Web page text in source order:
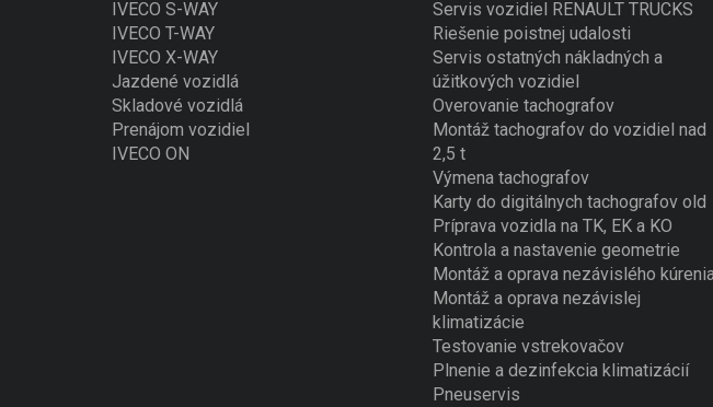
IVECO S-WAY
IVECO T-WAY
IVECO X-WAY
Jazdené vozidlá
Skladové vozidlá
Prenájom vozidiel
IVECO ON
Servis vozidiel RENAULT TRUCKS
Riešenie poistnej udalosti
Servis ostatných nákladných a
úžitkových vozidiel
Overovanie tachografov
Montáž tachografov do vozidiel nad
2,5 t
Výmena tachografov
Karty do digitálnych tachografov old
Príprava vozidla na TK, EK a KO
Kontrola a nastavenie geometrie
Montáž a oprava nezávislého
Montáž a oprava nezávislej
klimatizácie
Testovanie vstrekovačov
Plnenie a dezinfekcia klimatizácií
Pneuservis